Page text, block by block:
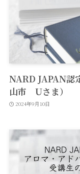
NARD JAPAN認
山市 Uさま）
2024年9月10日